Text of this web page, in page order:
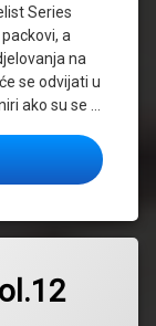
Series
a
na
se odvijati u
ako su se …
Duelist Series